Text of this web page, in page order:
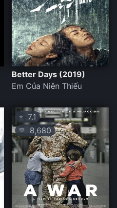
Better Days (2019)
Em Của Niên Thiếu
⭐ 7.1
💛 8,680